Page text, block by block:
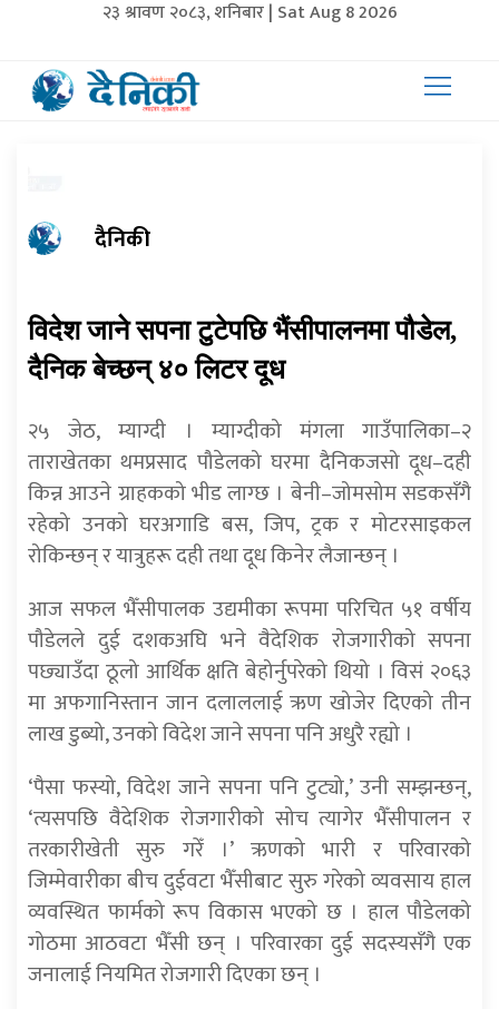
२३ श्रावण २०८३, शनिबार | Sat Aug 8 2026
दैनिकी
विदेश जाने सपना टुटेपछि भैंसीपालनमा पौडेल,
दैनिक बेच्छन् ४० लिटर दूध
२५ जेठ, म्याग्दी । म्याग्दीको मंगला गाउँपालिका–२
ताराखेतका थमप्रसाद पौडेलको घरमा दैनिकजसो दूध–दही
किन्न आउने ग्राहकको भीड लाग्छ । बेनी–जोमसोम सडकसँगै
रहेको उनको घरअगाडि बस, जिप, ट्रक र मोटरसाइकल
रोकिन्छन् र यात्रुहरू दही तथा दूध किनेर लैजान्छन् ।
आज सफल भैँसीपालक उद्यमीका रूपमा परिचित ५१ वर्षीय
पौडेलले दुई दशकअघि भने वैदेशिक रोजगारीको सपना
पछ्याउँदा ठूलो आर्थिक क्षति बेहोर्नुपरेको थियो । विसं २०६३
मा अफगानिस्तान जान दलाललाई ऋण खोजेर दिएको तीन
लाख डुब्यो, उनको विदेश जाने सपना पनि अधुरै रह्यो ।
‘पैसा फस्यो, विदेश जाने सपना पनि टुट्यो,’ उनी सम्झन्छन्,
‘त्यसपछि वैदेशिक रोजगारीको सोच त्यागेर भैँसीपालन र
तरकारीखेती सुरु गरेँ ।’ ऋणको भारी र परिवारको
जिम्मेवारीका बीच दुईवटा भैँसीबाट सुरु गरेको व्यवसाय हाल
व्यवस्थित फार्मको रूप विकास भएको छ । हाल पौडेलको
गोठमा आठवटा भैँसी छन् । परिवारका दुई सदस्यसँगै एक
जनालाई नियमित रोजगारी दिएका छन् ।